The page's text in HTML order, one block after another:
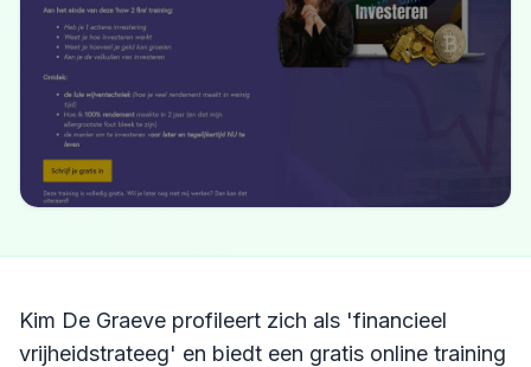
Kim De Graeve profileert zich als 'financieel
vrijheidstrateeg' en biedt een gratis online training